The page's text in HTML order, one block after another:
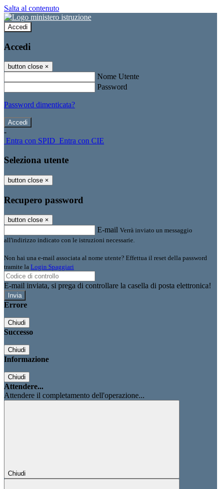
Salta al contenuto
Accedi
Accedi
button close ×
Nome Utente
Password
Password dimenticata?
-
Entra con SPID Entra con CIE
Seleziona utente
button close ×
Recupero password
button close ×
E-mail Verrà inviato un messaggio
all'indirizzo indicato con le istruzioni necessarie.
Non hai una e-mail associata al nome utente? Effettua il reset della password
tramite la Login Spaggiari
E-mail inviata, si prega di controllare la casella di posta elettronica!
Errore
Chiudi
Successo
Chiudi
Informazione
Chiudi
Attendere...
Attendere il completamento dell'operazione...
Chiudi